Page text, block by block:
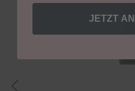
JETZT